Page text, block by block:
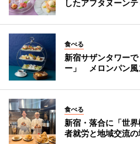
したアフタヌーン
食べる
新宿サザンタワー
ー」 メロンパン風
食べる
新宿・落合に「世
者就労と地域交流の